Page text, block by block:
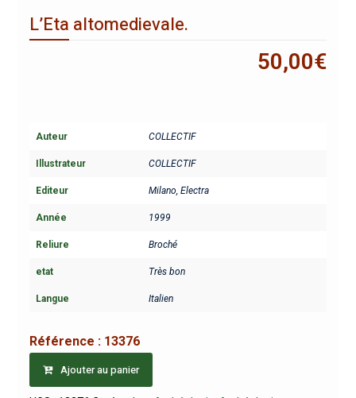
L’Eta altomedievale.
50,00€
Auteur COLLECTIF
Illustrateur COLLECTIF
Editeur Milano, Electra
Année 1999
Reliure Broché
etat Très bon
Langue Italien
Référence : 13376
Ajouter au panier